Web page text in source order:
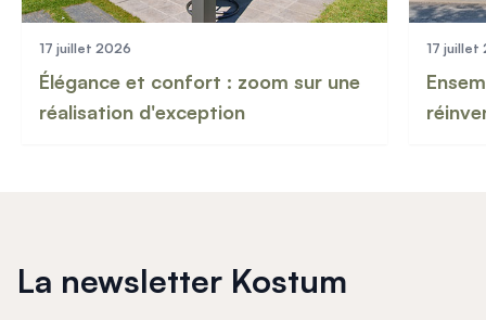
17 juillet 2026
Élégance et confort : zoom sur une
réalisation d'exception
17 juillet
La newsletter Kostum